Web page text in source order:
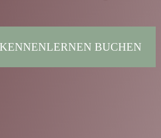
BUCHEN